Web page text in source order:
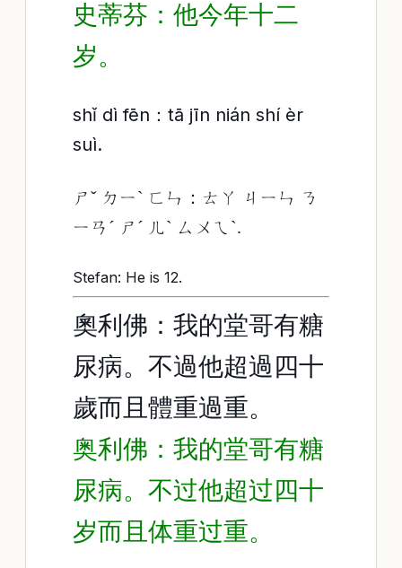
史蒂芬：他今年十二
岁。
shǐ dì fēn：tā jīn nián shí èr
suì.
ㄕˇ ㄉㄧˋ ㄈㄣ：ㄊㄚ ㄐㄧㄣ ㄋ
ㄧㄢˊ ㄕˊ ㄦˋ ㄙㄨㄟˋ.
Stefan: He is 12.
奧利佛：我的堂哥有糖
尿病。不過他超過四十
歲而且體重過重。
奥利佛：我的堂哥有糖
尿病。不过他超过四十
岁而且体重过重。